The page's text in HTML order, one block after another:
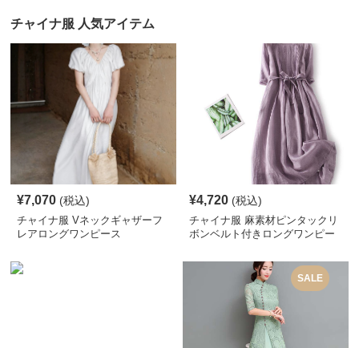
チャイナ服 人気アイテム
¥7,070 (税込)
チャイナ服 Vネックギャザーフ
レアロングワンピース
¥4,720 (税込)
チャイナ服 麻素材ピンタックリ
ボンベルト付きロングワンピー
SALE